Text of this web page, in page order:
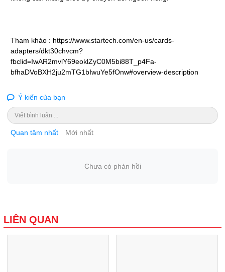
Tham khảo : https://www.startech.com/en-us/cards-
adapters/dkt30chvcm?
fbclid=IwAR2mvlY69eoklZyC0M5bi88T_p4Fa-
bfhaDVoBXH2ju2mTG1bIwuYe5fOnw#overview-description
Ý kiến của bạn
Viết bình luận ...
Quan tâm nhất Mới nhất
Chưa có phản hồi
LIÊN QUAN